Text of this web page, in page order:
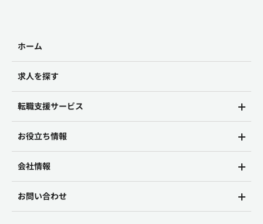
ホーム
求人を探す
転職支援サービス
お役立ち情報
会社情報
お問い合わせ